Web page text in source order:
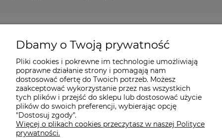
Moje konto
O firmie
Czerwona Dynia|ul. Konarskiego 9a| 66-200 Świebodzin |
Dbamy o Twoją prywatność
Pliki cookies i pokrewne im technologie umożliwiają
poprawne działanie strony i pomagają nam
dostosować ofertę do Twoich potrzeb. Możesz
zaakceptować wykorzystanie przez nas wszystkich
tych plików i przejść do sklepu lub dostosować użycie
plików do swoich preferencji, wybierając opcję
"Dostosuj zgody".
Więcej o plikach cookies przeczytasz w naszej Polityce
prywatności.